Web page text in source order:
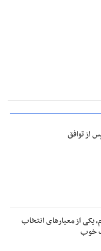
از توافق
یکی از معیارهای انتخاب
خوب